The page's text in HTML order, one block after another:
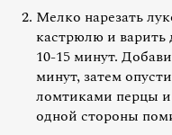
Мелко нарезать
кастрюлю и варить
10-15 минут.
минут, затем
ломтиками перцы и
одной стороны